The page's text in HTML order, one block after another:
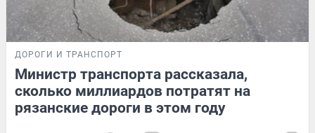
ДОРОГИ И ТРАНСПОРТ
Министр транспорта рассказала,
сколько миллиардов потратят на
рязанские дороги в этом году